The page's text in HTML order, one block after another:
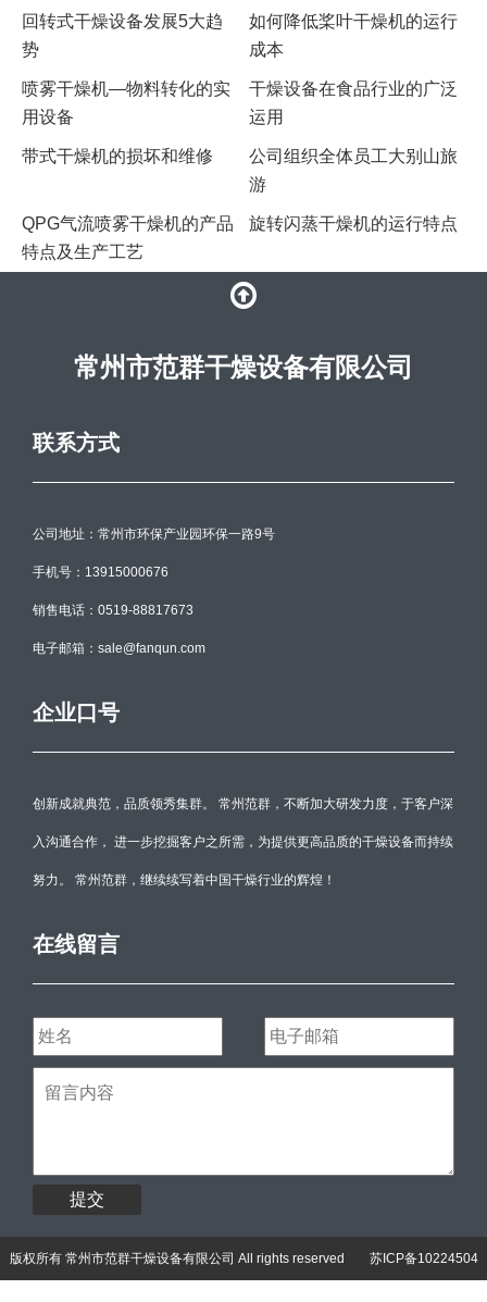
回转式干燥设备发展5大趋
势
如何降低桨叶干燥机的运行
成本
喷雾干燥机—物料转化的实
用设备
干燥设备在食品行业的广泛
运用
​带式干燥机的损坏和维修
公司组织全体员工大别山旅
游
QPG气流喷雾干燥机的产品
特点及生产工艺
旋转闪蒸干燥机的运行特点
常州市范群干燥设备有限公司
联系方式
公司地址：常州市环保产业园环保一路9号
手机号：13915000676
销售电话：0519-88817673
电子邮箱：sale@fanqun.com
企业口号
创新成就典范，品质领秀集群。 常州范群，不断加大研发力度，于客户深
入沟通合作， 进一步挖掘客户之所需，为提供更高品质的干燥设备而持续
努力。 常州范群，继续续写着中国干燥行业的辉煌！
在线留言
提交
版权所有 常州市范群干燥设备有限公司 All rights reserved 苏ICP备10224504